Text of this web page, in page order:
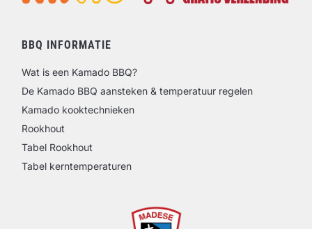
BBQ INFORMATIE
Wat is een Kamado BBQ?
De Kamado BBQ aansteken & temperatuur regelen
Kamado kooktechnieken
Rookhout
Tabel Rookhout
Tabel kerntemperaturen